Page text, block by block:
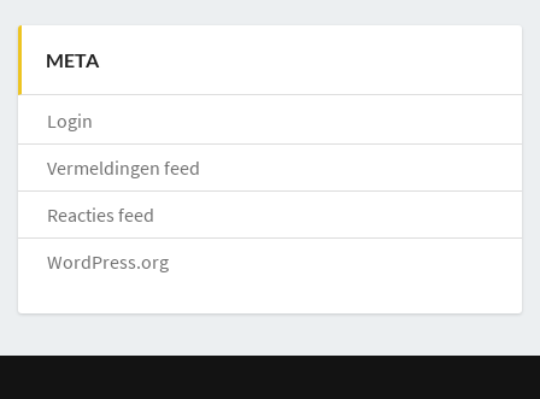
META
Login
Vermeldingen feed
Reacties feed
WordPress.org